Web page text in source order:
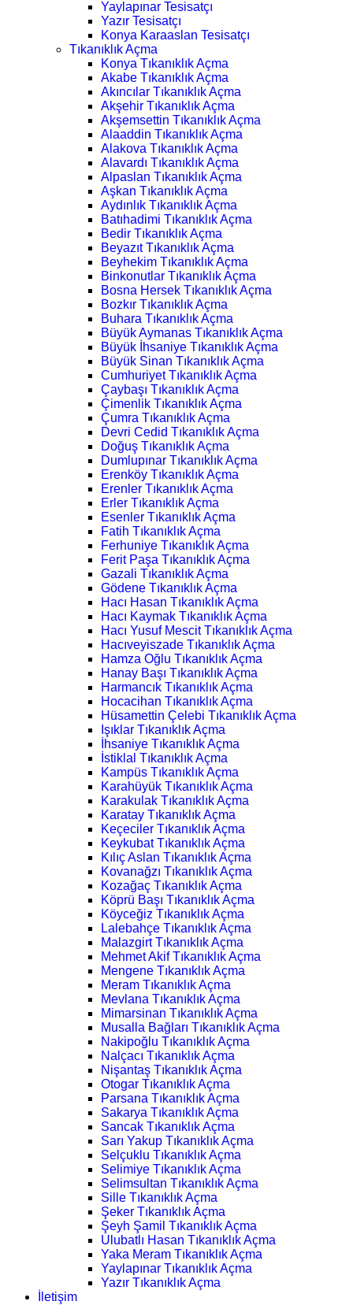
Yaylapınar Tesisatçı
Yazır Tesisatçı
Konya Karaaslan Tesisatçı
Tıkanıklık Açma
Konya Tıkanıklık Açma
Akabe Tıkanıklık Açma
Akıncılar Tıkanıklık Açma
Akşehir Tıkanıklık Açma
Akşemsettin Tıkanıklık Açma
Alaaddin Tıkanıklık Açma
Alakova Tıkanıklık Açma
Alavardı Tıkanıklık Açma
Alpaslan Tıkanıklık Açma
Aşkan Tıkanıklık Açma
Aydınlık Tıkanıklık Açma
Batıhadimi Tıkanıklık Açma
Bedir Tıkanıklık Açma
Beyazıt Tıkanıklık Açma
Beyhekim Tıkanıklık Açma
Binkonutlar Tıkanıklık Açma
Bosna Hersek Tıkanıklık Açma
Bozkır Tıkanıklık Açma
Buhara Tıkanıklık Açma
Büyük Aymanas Tıkanıklık Açma
Büyük İhsaniye Tıkanıklık Açma
Büyük Sinan Tıkanıklık Açma
Cumhuriyet Tıkanıklık Açma
Çaybaşı Tıkanıklık Açma
Çimenlik Tıkanıklık Açma
Çumra Tıkanıklık Açma
Devri Cedid Tıkanıklık Açma
Doğuş Tıkanıklık Açma
Dumlupınar Tıkanıklık Açma
Erenköy Tıkanıklık Açma
Erenler Tıkanıklık Açma
Erler Tıkanıklık Açma
Esenler Tıkanıklık Açma
Fatih Tıkanıklık Açma
Ferhuniye Tıkanıklık Açma
Ferit Paşa Tıkanıklık Açma
Gazali Tıkanıklık Açma
Gödene Tıkanıklık Açma
Hacı Hasan Tıkanıklık Açma
Hacı Kaymak Tıkanıklık Açma
Hacı Yusuf Mescit Tıkanıklık Açma
Hacıveyiszade Tıkanıklık Açma
Hamza Oğlu Tıkanıklık Açma
Hanay Başı Tıkanıklık Açma
Harmancık Tıkanıklık Açma
Hocacihan Tıkanıklık Açma
Hüsamettin Çelebi Tıkanıklık Açma
Işıklar Tıkanıklık Açma
İhsaniye Tıkanıklık Açma
İstiklal Tıkanıklık Açma
Kampüs Tıkanıklık Açma
Karahüyük Tıkanıklık Açma
Karakulak Tıkanıklık Açma
Karatay Tıkanıklık Açma
Keçeciler Tıkanıklık Açma
Keykubat Tıkanıklık Açma
Kılıç Aslan Tıkanıklık Açma
Kovanağzı Tıkanıklık Açma
Kozağaç Tıkanıklık Açma
Köprü Başı Tıkanıklık Açma
Köyceğiz Tıkanıklık Açma
Lalebahçe Tıkanıklık Açma
Malazgirt Tıkanıklık Açma
Mehmet Akif Tıkanıklık Açma
Mengene Tıkanıklık Açma
Meram Tıkanıklık Açma
Mevlana Tıkanıklık Açma
Mimarsinan Tıkanıklık Açma
Musalla Bağları Tıkanıklık Açma
Nakipoğlu Tıkanıklık Açma
Nalçacı Tıkanıklık Açma
Nişantaş Tıkanıklık Açma
Otogar Tıkanıklık Açma
Parsana Tıkanıklık Açma
Sakarya Tıkanıklık Açma
Sancak Tıkanıklık Açma
Sarı Yakup Tıkanıklık Açma
Selçuklu Tıkanıklık Açma
Selimiye Tıkanıklık Açma
Selimsultan Tıkanıklık Açma
Sille Tıkanıklık Açma
Şeker Tıkanıklık Açma
Şeyh Şamil Tıkanıklık Açma
Ulubatlı Hasan Tıkanıklık Açma
Yaka Meram Tıkanıklık Açma
Yaylapınar Tıkanıklık Açma
Yazır Tıkanıklık Açma
İletişim